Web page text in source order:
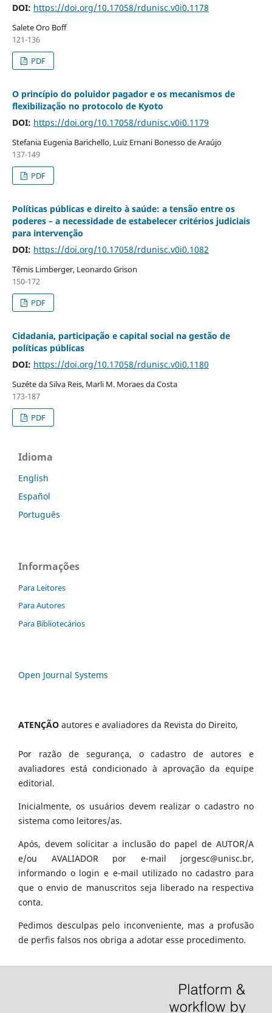
DOI: https://doi.org/10.17058/rdunisc.v0i0.1178
Salete Oro Boff
121-136
PDF
O princípio do poluidor pagador e os mecanismos de
flexibilização no protocolo de Kyoto
DOI: https://doi.org/10.17058/rdunisc.v0i0.1179
Stefania Eugenia Barichello, Luiz Ernani Bonesso de Araújo
137-149
PDF
Políticas públicas e direito à saúde: a tensão entre os
poderes – a necessidade de estabelecer critérios judiciais
para intervenção
DOI: https://doi.org/10.17058/rdunisc.v0i0.1082
Têmis Limberger, Leonardo Grison
150-172
PDF
Cidadania, participação e capital social na gestão de
políticas públicas
DOI: https://doi.org/10.17058/rdunisc.v0i0.1180
Suzéte da Silva Reis, Marli M. Moraes da Costa
173-187
PDF
Idioma
English
Español
Português
Informações
Para Leitores
Para Autores
Para Bibliotecários
Open Journal Systems
ATENÇÃO autores e avaliadores da Revista do Direito,
Por razão de segurança, o cadastro de autores e
avaliadores está condicionado à aprovação da equipe
editorial.
Inicialmente, os usuários devem realizar o cadastro no
sistema como leitores/as.
Após, devem solicitar a inclusão do papel de AUTOR/A
e/ou AVALIADOR por e-mail jorgesc@unisc.br,
informando o login e e-mail utilizado no cadastro para
que o envio de manuscritos seja liberado na respectiva
conta.
Pedimos desculpas pelo inconveniente, mas a profusão
de perfis falsos nos obriga a adotar esse procedimento.